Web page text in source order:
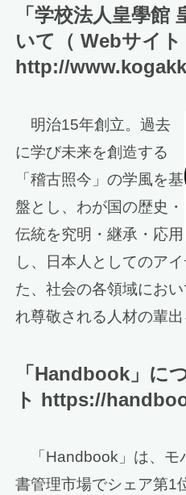
「学校法人皇學館
いて（ Webサイト
http://
明治15年創立。過去
に学び未来を創造する
「稽古照今」の学風を基
盤とし、わが国の歴史・
伝統を究明・継承・応用
し、日本人としてのア
た、社会の各領域にお
れ尊敬される人材の輩出
「Handbook」に
ト https://
「Handbook」は、モ
書管理市場でシェア第1